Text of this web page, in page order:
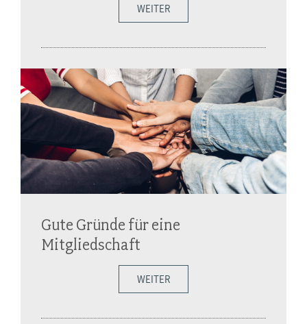
WEITER
Gute Gründe für eine
Mitgliedschaft
WEITER